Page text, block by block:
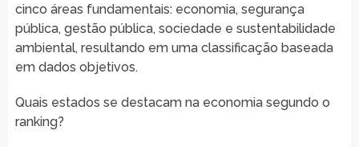
cinco áreas fundamentais: economia, segurança
pública, gestão pública, sociedade e sustentabilidade
ambiental, resultando em uma classificação baseada
em dados objetivos.
Quais estados se destacam na economia segundo o
ranking?